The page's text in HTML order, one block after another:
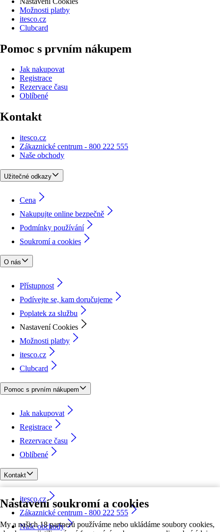
Nastavení soukromí a cookies
My a našich 18 partnerů používáme nebo ukládáme soubory cookies,
Možnosti platby
itesco.cz
Clubcard
Pomoc s prvním nákupem
Jak nakupovat
Registrace
Rezervace času
Oblíbené
Kontakt
itesco.cz
Zákaznické centrum - 800 222 555
Naše obchody
Užitečné odkazy
Cena
Nakupujte online bezpečně
Podmínky používání
Soukromí a cookies
O nás
Přístupnost
Podívejte se, kam doručujeme
Poplatek za službu
Nastavení Cookies
Možnosti platby
itesco.cz
Clubcard
Pomoc s prvním nákupem
Jak nakupovat
Registrace
Rezervace času
Oblíbené
Kontakt
itesco.cz
Zákaznické centrum - 800 222 555
Naše obchody